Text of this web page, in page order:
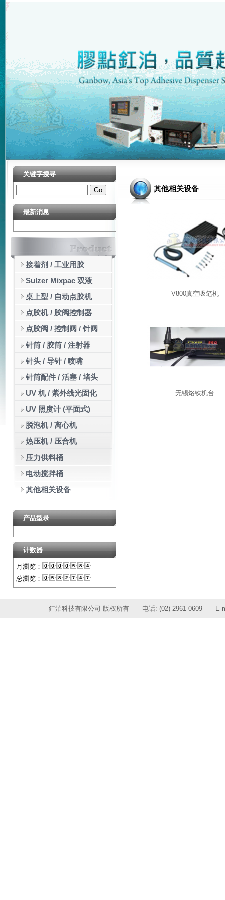
关键字搜寻
最新消息
接着剂 / 工业用胶
Sulzer Mixpac 双液
桌上型 / 自动点胶机
点胶机 / 胶阀控制器
点胶阀 / 控制阀 / 针阀
针筒 / 胶筒 / 注射器
针头 / 导针 / 喷嘴
针筒配件 / 活塞 / 堵头
UV 机 / 紫外线光固化
UV 照度计 (平面式)
脱泡机 / 离心机
热压机 / 压合机
压力供料桶
电动搅拌桶
其他相关设备
产品型录
计数器
月瀏览：
总瀏览：
其他相关设备
V800真空吸笔机
无锡烙铁机台
釭泊科技有限公司 版权所有 电话: (02) 2961-0609 E-